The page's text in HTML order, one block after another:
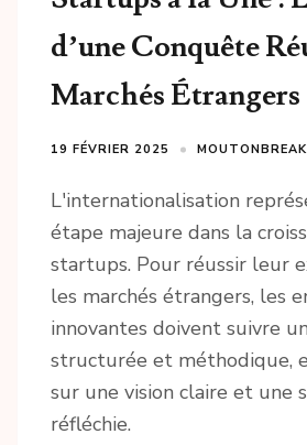
d’une Conquête
Marchés Étrangers
19 FÉVRIER 2025 MOUTONBREAK
L'internationalisation
étape majeure dans la
startups. Pour réussir leur
les marchés étrangers, les
innovantes doivent suivre
structurée et méthodique,
sur une vision claire et une
réfléchie.